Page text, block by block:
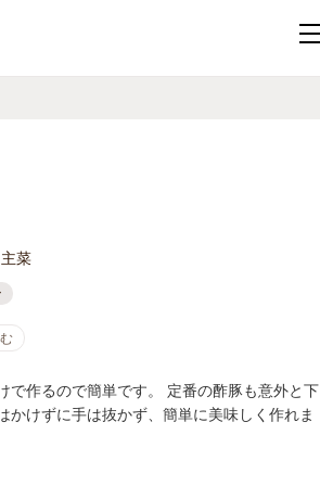
主菜
で作るので簡単です。 定番の酢豚も意外と下
かけずに手は抜かず、簡単に美味しく作れま